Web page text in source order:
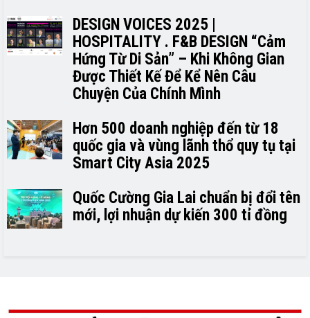
DESIGN VOICES 2025 |
HOSPITALITY . F&B DESIGN “Cảm
Hứng Từ Di Sản” – Khi Không Gian
Được Thiết Kế Để Kể Nên Câu
Chuyện Của Chính Mình
Hơn 500 doanh nghiệp đến từ 18
quốc gia và vùng lãnh thổ quy tụ tại
Smart City Asia 2025
Quốc Cường Gia Lai chuẩn bị đổi tên
mới, lợi nhuận dự kiến 300 tỉ đồng